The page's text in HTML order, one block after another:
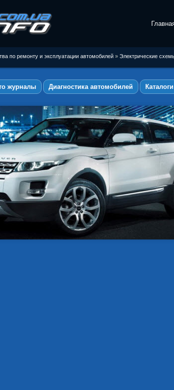
по
по ремонту и эксплуатации автомобилей » Электрические
журналы Диагностика автомобилей